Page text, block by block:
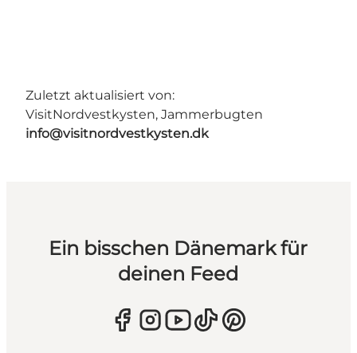
Zuletzt aktualisiert von:
VisitNordvestkysten, Jammerbugten
info@visitnordvestkysten.dk
Ein bisschen Dänemark für
deinen Feed